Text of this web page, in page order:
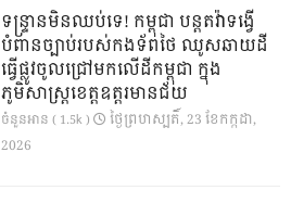
ទន្ទ្រានមិនឈប់ទេ! កម្ពុជា បន្តតវ៉ាទង្វើ
បំពានច្បាប់របស់កងទ័ពថៃ ឈូសឆាយដី
ធ្វើផ្លូវចូលជ្រៅមកលើដីកម្ពុជា ក្នុង
ភូមិសាស្ត្រខេត្តឧត្តរមានជ័យ
ចំនួនអាន ( 1.5k )
ថ្ងៃ​ព្រហស្បតិ៍, 23 ខែ​កក្កដា,
2026